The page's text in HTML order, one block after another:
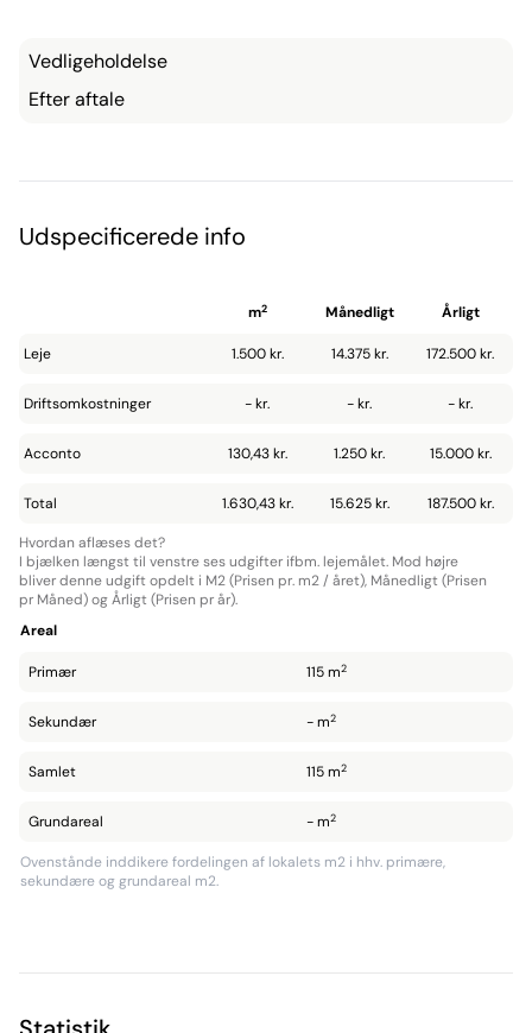
Vedligeholdelse
Efter aftale
Udspecificerede info
m2 Månedligt Årligt
Leje 1.500 kr. 14.375 kr. 172.500 kr.
Driftsomkostninger - kr. - kr. - kr.
Acconto 130,43 kr. 1.250 kr. 15.000 kr.
Total 1.630,43 kr. 15.625 kr. 187.500 kr.
Hvordan aflæses det?
I bjælken længst til venstre ses udgifter ifbm. lejemålet. Mod højre
bliver denne udgift opdelt i M2 (Prisen pr. m2 / året), Månedligt (Prisen
pr Måned) og Årligt (Prisen pr år).
Areal
Primær 115 m2
Sekundær - m2
Samlet 115 m2
Grundareal - m2
Ovenstånde inddikere fordelingen af lokalets m2 i hhv. primære,
sekundære og grundareal m2.